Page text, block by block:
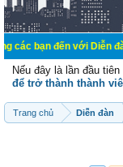
đến với Diễn đàn Cơ
Nếu đây là lần đầu
để trở thành thành
Trang chủ Diễn đàn